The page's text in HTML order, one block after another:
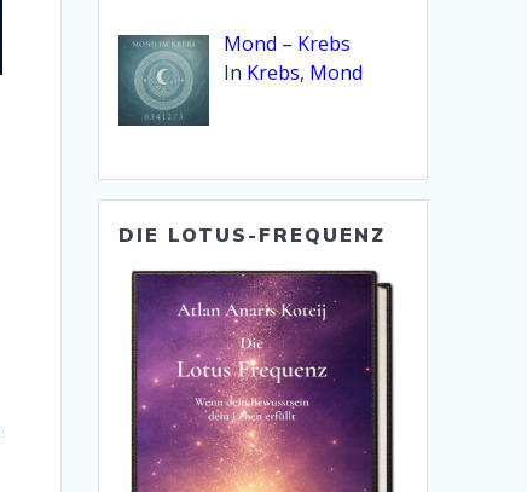
Mond – Krebs
In Krebs, Mond
DIE LOTUS-FREQUENZ